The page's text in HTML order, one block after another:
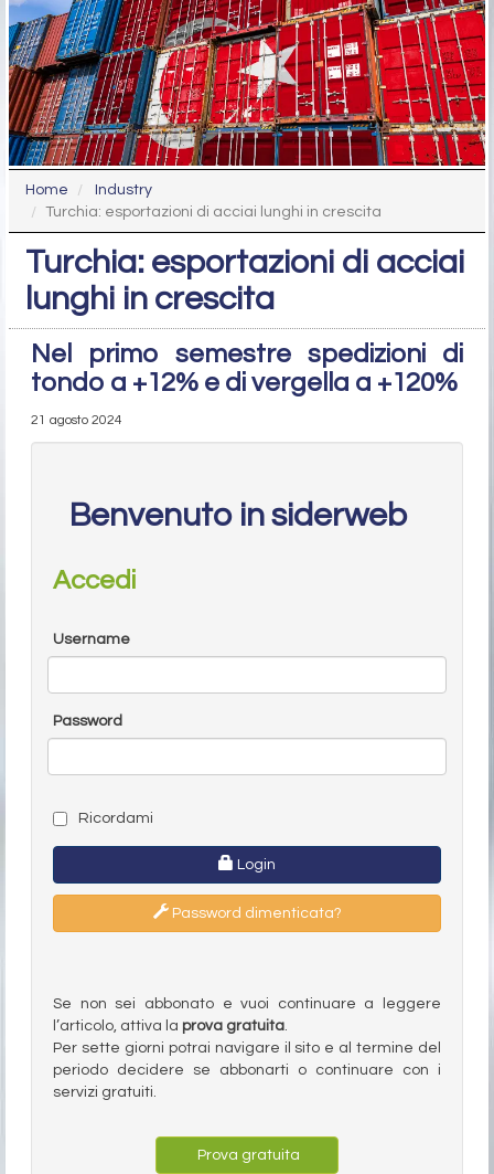
Home
Industry
Turchia: esportazioni di acciai lunghi in crescita
Turchia: esportazioni di acciai
lunghi in crescita
Nel primo semestre spedizioni di
tondo a +12% e di vergella a +120%
21 agosto 2024
Benvenuto in siderweb
Accedi
Username
Password
Ricordami
Login
Password dimenticata?
Se non sei abbonato e vuoi continuare a leggere
l’articolo, attiva la prova gratuita.
Per sette giorni potrai navigare il sito e al termine del
periodo decidere se abbonarti o continuare con i
servizi gratuiti.
Prova gratuita